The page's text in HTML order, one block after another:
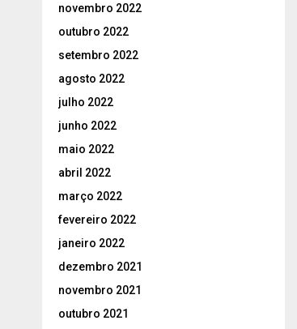
novembro 2022
outubro 2022
setembro 2022
agosto 2022
julho 2022
junho 2022
maio 2022
abril 2022
março 2022
fevereiro 2022
janeiro 2022
dezembro 2021
novembro 2021
outubro 2021